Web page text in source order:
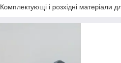
Комплектующі і розхідні матеріали